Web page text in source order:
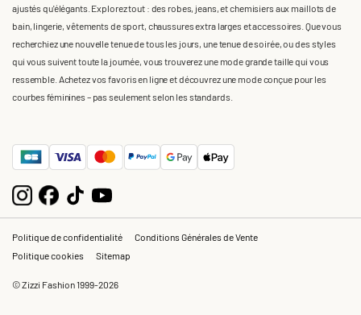
ajustés qu'élégants. Explorez tout : des robes, jeans, et chemisiers aux maillots de
bain, lingerie, vêtements de sport, chaussures extra larges et accessoires. Que vous
recherchiez une nouvelle tenue de tous les jours, une tenue de soirée, ou des styles
qui vous suivent toute la journée, vous trouverez une mode grande taille qui vous
ressemble. Achetez vos favoris en ligne et découvrez une mode conçue pour les
courbes féminines – pas seulement selon les standards.
Politique de confidentialité
Conditions Générales de Vente
Politique cookies
Sitemap
© Zizzi Fashion 1999-2026